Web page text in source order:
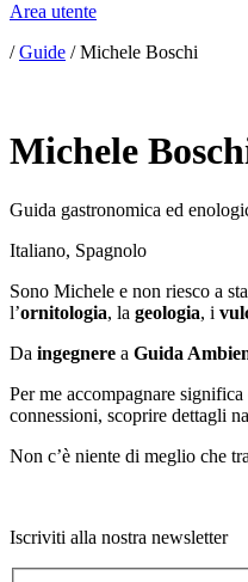
Area utente
/Guide /Michele Boschi
Michele
Guida gastronomica ed
Italiano, Spagnolo
Sono Michele e non riesco a
l’ornitologia, la geologia, i
Da ingegnere a Guida
Per me accompagnare
connessioni, scoprire dettagli
Non c’è niente di meglio che
Iscriviti alla nostra newsletter